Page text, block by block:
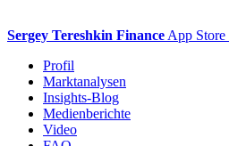
Sergey Tereshkin Finance App Store
Profil
Marktanalysen
Insights-Blog
Medienberichte
Video